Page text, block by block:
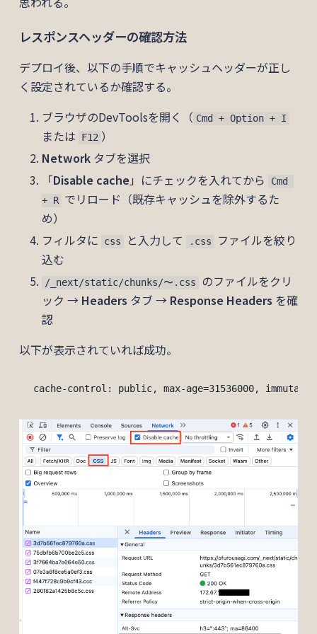
レスポンスヘッダーの確認方法
デプロイ後、以下の手順でキャッシュヘッダーが正し
く設定されているか確認する。
ブラウザのDevToolsを開く（ Cmd + Option + I
または F12 ）
Networkタブを選択
「Disable cache 」にチェックを入れてから
Cmd
+ R でリロード（既存キャッシュを除外するた
め）
フィルタに
css と入力して .css
ファイルを絞り
込む
/_next/static/chunks/〜.css
のファイルをクリ
ック → Headers タブ → Response Headers を確
認
以下が表示されていれば成功。